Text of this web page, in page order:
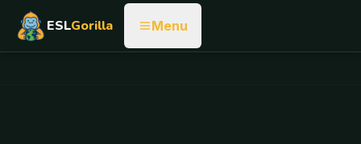
ESLGorilla Menu